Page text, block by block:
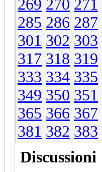
269 270 271
285 286 287
301 302 303
317 318 319
333 334 335
349 350 351
365 366 367
381 382 383
Discussioni